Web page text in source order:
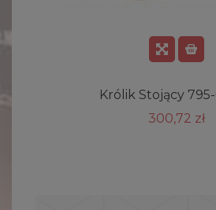
Królik Stojący
300,72 zł